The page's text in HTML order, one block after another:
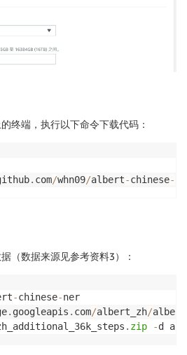
终端，执行以下命令下载代码：
. com/whn09/albert-chinese-
（数据来源见参考资料3）：
-chinese-ner
. googleapis . com/albert_zh/
. zip -d